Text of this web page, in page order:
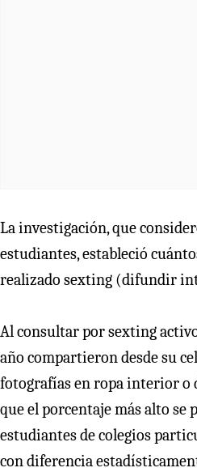
La investigación, que
estudiantes, estableció
realizado sexting (difundir
Al consultar por sexting
año compartieron desde su
fotografías en ropa interior o
que el porcentaje más alto se
estudiantes de colegios
con diferencia